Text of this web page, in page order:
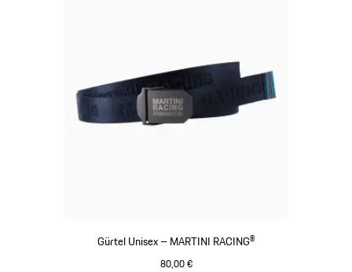
Gürtel Unisex – MARTINI RACING®
80,00 €